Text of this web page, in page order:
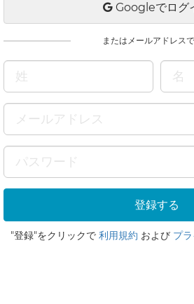
Googleでログ
またはメールアドレス
"登録"をクリックで 利用規約 および プ